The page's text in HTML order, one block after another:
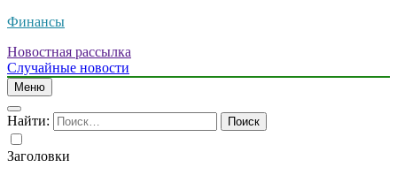
Финансы
Новостная рассылка
Случайные новости
Меню
Найти:
Заголовки